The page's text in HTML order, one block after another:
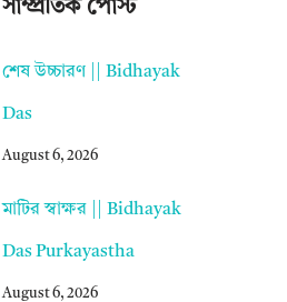
সাম্প্রতিক পোস্ট
শেষ উচ্চারণ || Bidhayak
Das
August 6, 2026
মাটির স্বাক্ষর || Bidhayak
Das Purkayastha
August 6, 2026